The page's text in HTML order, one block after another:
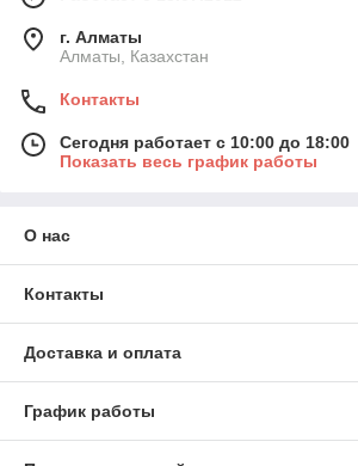
г. Алматы
Алматы, Казахстан
Контакты
Сегодня работает с 10:00 до 18:00
Показать весь график работы
О нас
Контакты
Доставка и оплата
График работы